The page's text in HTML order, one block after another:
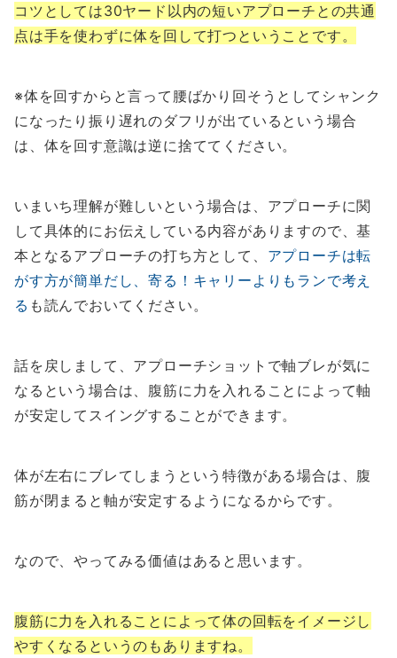
コツとしては30ヤード以内の短いアプローチとの共通
点は手を使わずに体を回して打つということです。
※体を回すからと言って腰ばかり回そうとしてシャンク
になったり振り遅れのダフリが出ているという場合
は、体を回す意識は逆に捨ててください。
いまいち理解が難しいという場合は、アプローチに関
して具体的にお伝えしている内容がありますので、基
本となるアプローチの打ち方として、 アプローチは転
がす方が簡単だし、寄る！キャリーよりもランで考え
る も読んでおいてください。
話を戻しまして、アプローチショットで軸ブレが気に
なるという場合は、腹筋に力を入れることによって軸
が安定してスイングすることができます。
体が左右にブレてしまうという特徴がある場合は、腹
筋が閉まると軸が安定するようになるからです。
なので、やってみる価値はあると思います。
腹筋に力を入れることによって体の回転をイメージし
やすくなるというのもありますね。